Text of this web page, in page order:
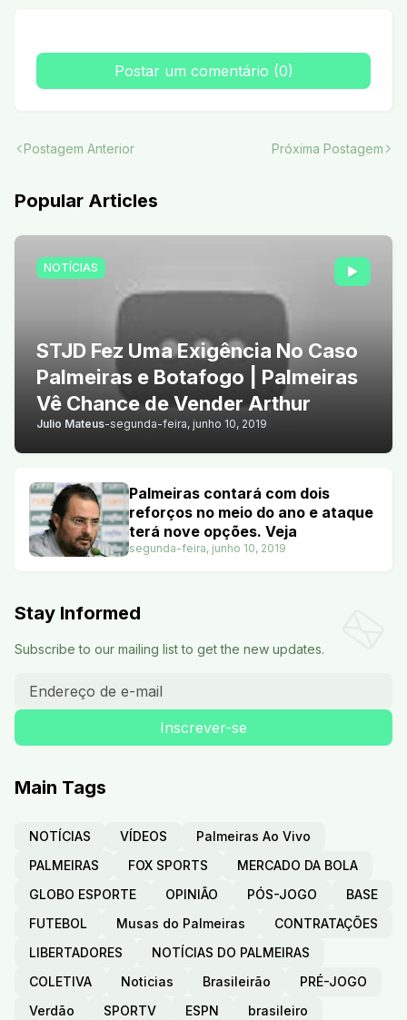
Postar um comentário (0)
Postagem Anterior Próxima Postagem
Popular Articles
NOTÍCIAS
STJD Fez Uma Exigência No Caso
Palmeiras e Botafogo | Palmeiras
Vê Chance de Vender Arthur
Julio Mateus-segunda-feira, junho 10, 2019
Palmeiras contará com dois
reforços no meio do ano e ataque
terá nove opções. Veja
segunda-feira, junho 10, 2019
Stay Informed
Subscribe to our mailing list to get the new updates.
Main Tags
NOTÍCIAS VÍDEOS
Palmeiras Ao Vivo
PALMEIRAS
FOX SPORTS
MERCADO DA BOLA
GLOBO ESPORTE
OPINIÃO PÓS-JOGO
BASE
FUTEBOL
Musas do Palmeiras
CONTRATAÇÕES
LIBERTADORES
NOTÍCIAS DO PALMEIRAS
COLETIVA
Noticias Brasileirão
PRÉ-JOGO
Verdão
SPORTV ESPN
brasileiro